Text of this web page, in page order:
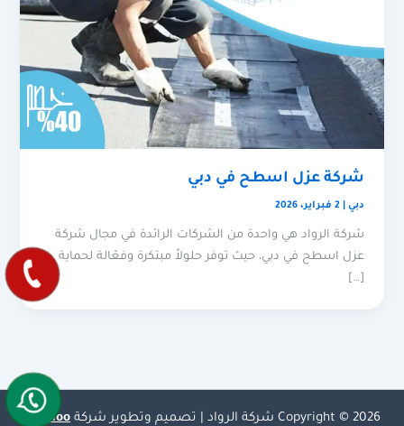
شركة عزل اسطح في دبي
دبي |2 فبراير، 2026
شركة الرواد هي واحدة من الشركات الرائدة في مجال شركة
عزل اسطح في دبي، حيث توفر حلولاً مبتكرة وفعّالة لحماية
[…]
Copyright © 2026 شركة الرواد | تصميم وتطوير شركة Olymoo